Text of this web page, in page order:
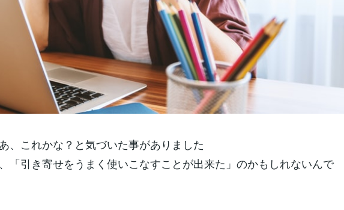
、これかな？と気づいた事がありました
「引き寄せをうまく使いこなすことが出来た」のかもしれないんで